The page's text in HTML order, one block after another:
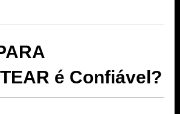
é Confiável?